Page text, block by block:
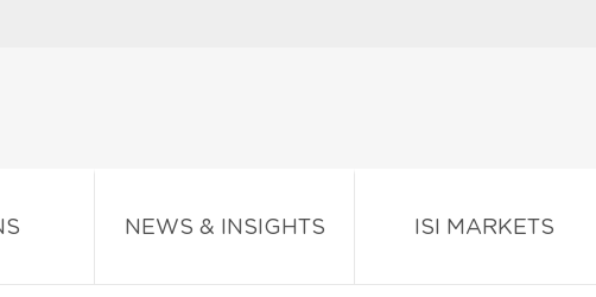
NEWS & INSIGHTS ISI MARKETS